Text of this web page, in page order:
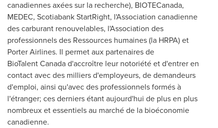
canadiennes axées sur la recherche), BIOTECanada,
MEDEC, Scotiabank StartRight, l'Association canadienne
des carburant renouvelables, l'Association des
professionnels des Ressources humaines (la HRPA) et
Porter Airlines. Il permet aux partenaires de
BioTalent Canada d'accroître leur notoriété et d'entrer en
contact avec des milliers d'employeurs, de demandeurs
d'emploi, ainsi qu'avec des professionnels formés à
l'étranger; ces derniers étant aujourd'hui de plus en plus
nombreux et essentiels au marché de la bioéconomie
canadienne.